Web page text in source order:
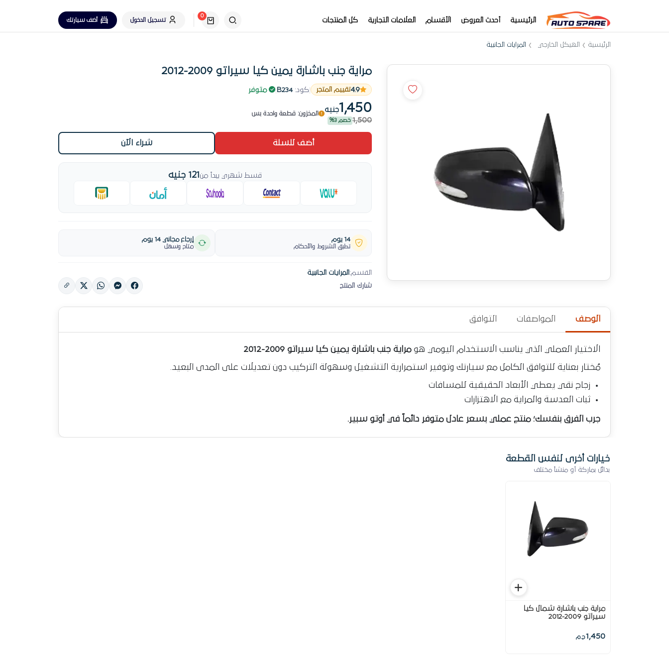
الرئيسية أحدث العروض الأقسام العلامات التجارية كل المنتجات
0
تسجيل الدخول
أضف سيارتك
الرئيسية الهيكل الخارجي المرايات الجانبية
مراية جنب باشارة يمين كيا سيراتو 2009-2012
4.9تقييم المتجر كود:B234 متوفر
1,450جنيه
1,500 خصم 3%
رقم 4 طلباً الشهر ده
أضف للسلة شراء الآن
قسط شهري يبدأ من 121 جنيه
14 يوم
تطبق الشروط والأحكام
إرجاع مجاني 14 يوم
متاح وسهل
القسم: المرايات الجانبية
شارك المنتج
الوصف المواصفات التوافق
الاختيار العملي الذي يناسب الاستخدام اليومي هومراية جنب باشارة يمين كيا سيراتو 2009-2012
مُختار بعناية للتوافق الكامل مع سيارتك وتوفير استمرارية التشغيل وسهولة التركيب دون تعديلات على المدى البعيد.
زجاج نقي يعطي الأبعاد الحقيقية للمسافات
ثبات العدسة والمراية مع الاهتزازات
جرب الفرق بنفسك؛ منتج عملي بسعر عادل متوفر دائماً في أوتو سبير.
خيارات أخرى لنفس القطعة
بدائل بماركة أو منشأ مختلف
مراية جنب باشارة شمال كيا
سيراتو 2009-2012
1,450ج.م